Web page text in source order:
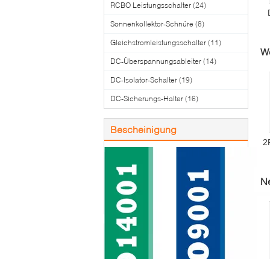
RCBO Leistungsschalter (24)
Sonnenkollektor-Schnüre (8)
Gleichstromleistungsschalter (11)
DC-Überspannungsableiter (14)
DC-Isolator-Schalter (19)
DC-Sicherungs-Halter (16)
Bescheinigung